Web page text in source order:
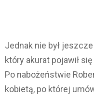
Jednak nie był
który akurat pojawił
Po nabożeństwie
kobietą, po której